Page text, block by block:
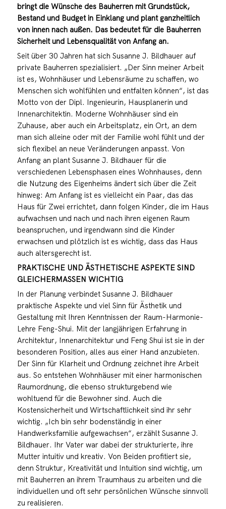
bringt die Wünsche des Bauherren mit Grundstück,
Bestand und Budget in Einklang und plant ganzheitlich
von innen nach außen. Das bedeutet für die Bauherren
Sicherheit und Lebensqualität von Anfang an.
Seit über 30 Jahren hat sich Susanne J. Bildhauer auf
private Bauherren spezialisiert. „Der Sinn meiner Arbeit
ist es, Wohnhäuser und Lebensräume zu schaffen, wo
Menschen sich wohlfühlen und entfalten können“, ist das
Motto von der Dipl. Ingenieurin, Hausplanerin und
Innenarchitektin. Moderne Wohnhäuser sind ein
Zuhause, aber auch ein Arbeitsplatz, ein Ort, an dem
man sich alleine oder mit der Familie wohl fühlt und der
sich flexibel an neue Veränderungen anpasst. Von
Anfang an plant Susanne J. Bildhauer für die
verschiedenen Lebensphasen eines Wohnhauses, denn
die Nutzung des Eigenheims ändert sich über die Zeit
hinweg: Am Anfang ist es vielleicht ein Paar, das das
Haus für Zwei errichtet, dann folgen Kinder, die im Haus
aufwachsen und nach und nach ihren eigenen Raum
beanspruchen, und irgendwann sind die Kinder
erwachsen und plötzlich ist es wichtig, dass das Haus
auch altersgerecht ist.
PRAKTISCHE UND ÄSTHETISCHE ASPEKTE SIND
GLEICHERMASSEN WICHTIG
In der Planung verbindet Susanne J. Bildhauer
praktische Aspekte und viel Sinn für Ästhetik und
Gestaltung mit Ihren Kenntnissen der Raum-Harmonie-
Lehre Feng-Shui. Mit der langjährigen Erfahrung in
Architektur, Innenarchitektur und Feng Shui ist sie in der
besonderen Position, alles aus einer Hand anzubieten.
Der Sinn für Klarheit und Ordnung zeichnet ihre Arbeit
aus. So entstehen Wohnhäuser mit einer harmonischen
Raumordnung, die ebenso strukturgebend wie
wohltuend für die Bewohner sind. Auch die
Kostensicherheit und Wirtschaftlichkeit sind ihr sehr
wichtig. „Ich bin sehr bodenständig in einer
Handwerksfamilie aufgewachsen“, erzählt Susanne J.
Bildhauer. Ihr Vater war dabei der strukturierte, ihre
Mutter intuitiv und kreativ. Von Beiden profitiert sie,
denn Struktur, Kreativität und Intuition sind wichtig, um
mit Bauherren an ihrem Traumhaus zu arbeiten und die
individuellen und oft sehr persönlichen Wünsche sinnvoll
zu realisieren.